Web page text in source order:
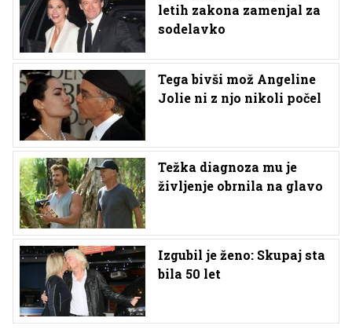
letih zakona zamenjal za
sodelavko
Tega bivši mož Angeline
Jolie ni z njo nikoli počel
Težka diagnoza mu je
življenje obrnila na glavo
Izgubil je ženo: Skupaj sta
bila 50 let